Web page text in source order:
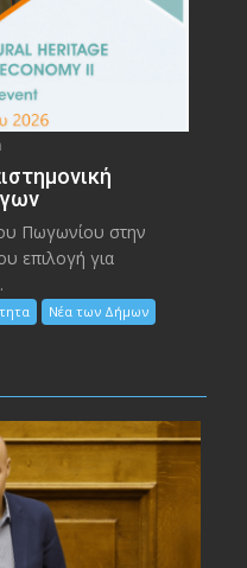
Πωγωνίου στην
επιλογή για
Νέα των Δήμων